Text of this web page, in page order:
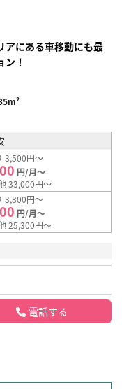
アにある車移動にも最
！
3,500円～
円/月～
33,000円～
3,800円～
円/月～
25,300円～
電話する